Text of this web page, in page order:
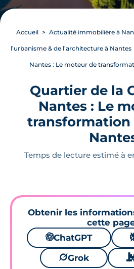
Accueil Actualité immobilière à
l’urbanisme & de l’architecture à Nantes
Nantes : Le moteur de
Quartier de la
Nantes : Le
transformation
Temps de lecture estimé à
Obtenir les
cette
🌌ChatGPT
🪐Grok